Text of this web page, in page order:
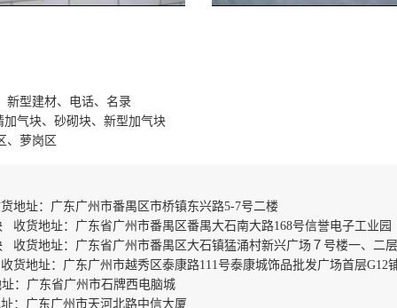
新型建材、电话、名录
加气块、砂砌块、新型加气块
、萝岗区
址：广东广州市番禺区市桥镇东兴路5-7号二楼
货地址：广东省广州市番禺区番禺大石南大路168号信誉电子工业园
货地址：广东省广州市番禺区大石镇猛涌村新兴广场７号楼一、二层
地址：广东广州市越秀区泰康路111号泰康城饰品批发广场首层G12
：广东省广州市石牌西电脑城
：广东广州市天河北路中信大厦